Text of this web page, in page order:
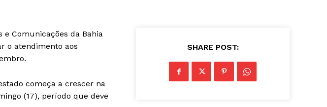
e Comunicações da Bahia
o atendimento aos
começa a crescer na
(17), período que deve
SHARE POST: